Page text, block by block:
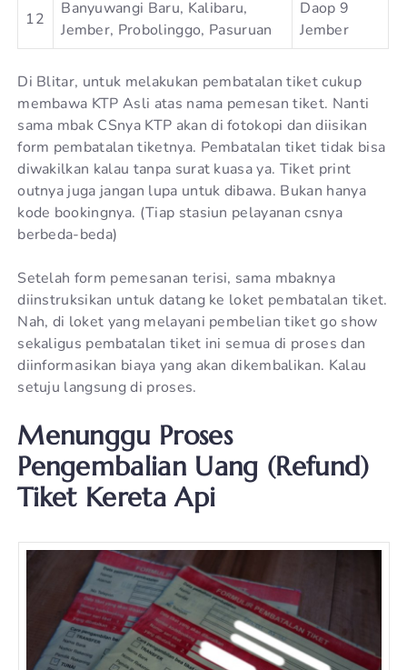
12
Banyuwangi Baru, Kalibaru,
Jember, Probolinggo, Pasuruan
Daop 9
Jember
Di Blitar, untuk melakukan pembatalan tiket cukup
membawa KTP Asli atas nama pemesan tiket. Nanti
sama mbak CSnya KTP akan di fotokopi dan diisikan
form pembatalan tiketnya. Pembatalan tiket tidak bisa
diwakilkan kalau tanpa surat kuasa ya. Tiket print
outnya juga jangan lupa untuk dibawa. Bukan hanya
kode bookingnya. (Tiap stasiun pelayanan csnya
berbeda-beda)
Setelah form pemesanan terisi, sama mbaknya
diinstruksikan untuk datang ke loket pembatalan tiket.
Nah, di loket yang melayani pembelian tiket go show
sekaligus pembatalan tiket ini semua di proses dan
diinformasikan biaya yang akan dikembalikan. Kalau
setuju langsung di proses.
Menunggu Proses
Pengembalian Uang (Refund)
Tiket Kereta Api